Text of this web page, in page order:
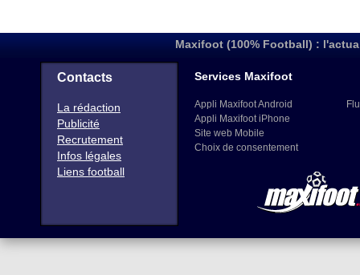
Maxifoot (100% Football) :
Contacts
La rédaction
Publicité
Recrutement
Infos légales
Liens football
Services Maxifoot
Appli Maxifoot Android
Appli Maxifoot iPhone
Site web Mobile
Choix de consentement